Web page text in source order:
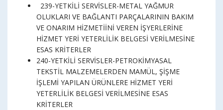
239-YETKİLİ SERVİSLER-METAL YAĞMUR
OLUKLARI VE BAĞLANTI PARÇALARININ BAKIM
VE ONARIM HİZMETİİNİ VEREN İŞYERLERİNE
HİZMET YERİ YETERLİLİK BELGESİ VERİLMESİNE
ESAS KRİTERLER
240-YETKİLİ SERVİSLER-PETROKİMYASAL
TEKSTİL MALZEMELERDEN MAMÜL, ŞİŞME
İŞLEMİ YAPILAN ÜRÜNLERE HİZMET YERİ
YETERLİLİK BELGESİ VERİLMESİNE ESAS
KRİTERLER